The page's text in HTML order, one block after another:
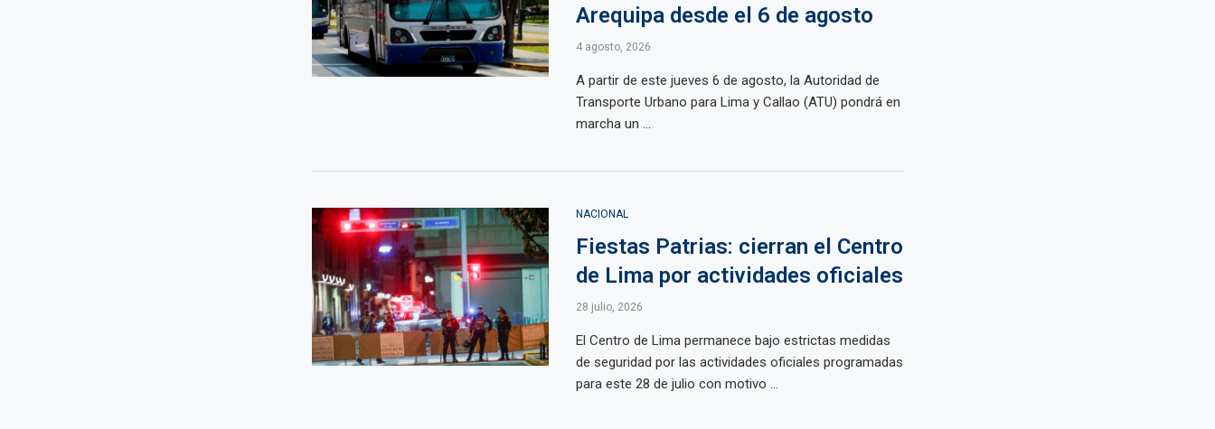
Arequipa desde el 6 de agosto
4 agosto, 2026
A partir de este jueves 6 de agosto, la Autoridad de
Transporte Urbano para Lima y Callao (ATU) pondrá en
marcha un ...
NACIONAL
Fiestas Patrias: cierran el Centro
de Lima por actividades oficiales
28 julio, 2026
El Centro de Lima permanece bajo estrictas medidas
de seguridad por las actividades oficiales programadas
para este 28 de julio con motivo ...